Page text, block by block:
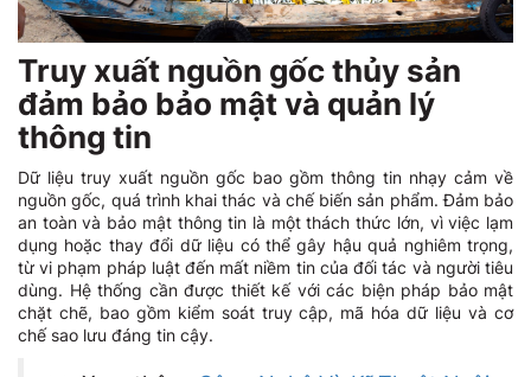
Truy xuất nguồn gốc thủy sản
đảm bảo bảo mật và quản lý
thông tin
Dữ liệu truy xuất nguồn gốc bao gồm thông tin nhạy cảm về
nguồn gốc, quá trình khai thác và chế biến sản phẩm. Đảm bảo
an toàn và bảo mật thông tin là một thách thức lớn, vì việc lạm
dụng hoặc thay đổi dữ liệu có thể gây hậu quả nghiêm trọng,
từ vi phạm pháp luật đến mất niềm tin của đối tác và người tiêu
dùng. Hệ thống cần được thiết kế với các biện pháp bảo mật
chặt chẽ, bao gồm kiểm soát truy cập, mã hóa dữ liệu và cơ
chế sao lưu đáng tin cậy.